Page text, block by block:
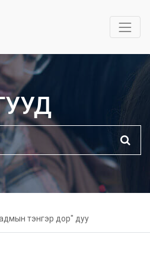
тэнгэр дор" дуу